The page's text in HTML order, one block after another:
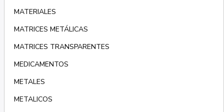
MATERIALES
MATRICES METÁLICAS
MATRICES TRANSPARENTES
MEDICAMENTOS
METALES
METALICOS